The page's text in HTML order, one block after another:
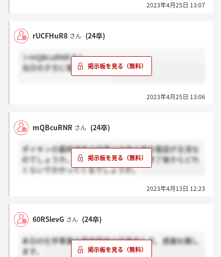
2023年4月25日 13:07
rUCFHuR8 さん (24卒)
＞mQBcuRNRさん
当日の夕方に電話でしたよ?
2023年4月25日 13:06
mQBcuRNR さん (24卒)
ダイキンの最終選考の結果は合格の場合電話が主流な
のでしょうか。また、その場合、面接終了後からどれ
くらいでかかってくるでしょうか。
2023年4月13日 12:23
60R5levG さん (24卒)
本日の化学事業の最終面接の結果来た方、感謝お願し
ます。